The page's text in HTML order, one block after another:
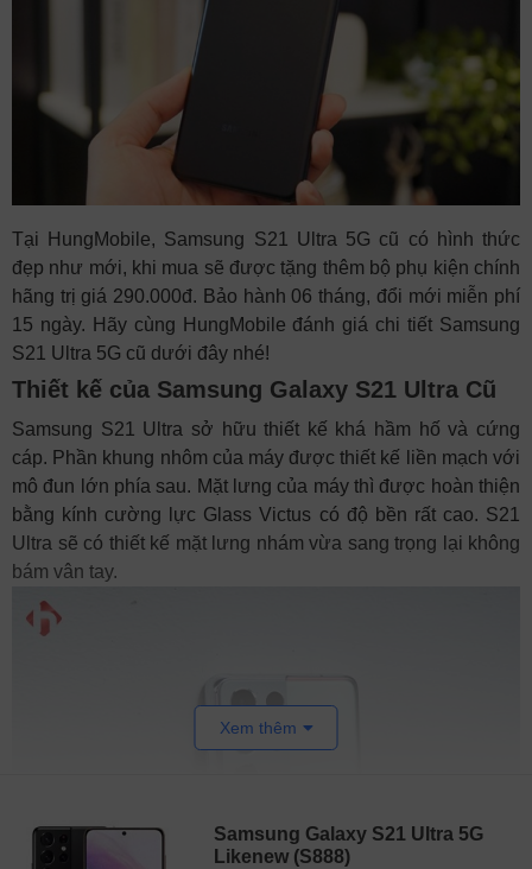
Tại HungMobile, Samsung S21 Ultra 5G cũ có hình thức
đẹp như mới, khi mua sẽ được tặng thêm bộ phụ kiện chính
hãng trị giá 290.000đ. Bảo hành 06 tháng, đổi mới miễn phí
15 ngày. Hãy cùng HungMobile đánh giá chi tiết Samsung
S21 Ultra 5G cũ dưới đây nhé!
Thiết kế của Samsung Galaxy S21 Ultra Cũ
Samsung S21 Ultra sở hữu thiết kế khá hầm hố và cứng
cáp. Phần khung nhôm của máy được thiết kế liền mạch với
mô đun lớn phía sau. Mặt lưng của máy thì được hoàn thiện
bằng kính cường lực Glass Victus có độ bền rất cao. S21
Ultra sẽ có thiết kế mặt lưng nhám vừa sang trọng lại không
bám vân tay.
Xem thêm
Samsung Galaxy S21 Ultra 5G
Likenew (S888)